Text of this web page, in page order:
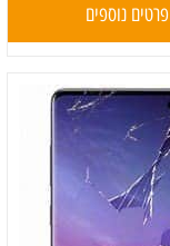
פרטים נוספים